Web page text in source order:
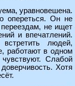
уравновешена.
опереться. Он не
не ищет
и впечатлений.
людей,
работают в одном
Слабой
Хотя